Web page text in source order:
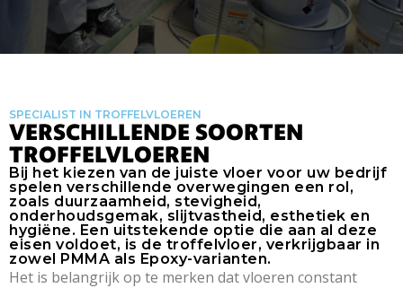
SPECIALIST IN TROFFELVLOEREN
VERSCHILLENDE SOORTEN
TROFFELVLOEREN
Bij het kiezen van de juiste vloer voor uw bedrijf
spelen verschillende overwegingen een rol,
zoals duurzaamheid, stevigheid,
onderhoudsgemak, slijtvastheid, esthetiek en
hygiëne. Een uitstekende optie die aan al deze
eisen voldoet, is de troffelvloer, verkrijgbaar in
zowel PMMA als Epoxy-varianten.
Het is belangrijk op te merken dat vloeren constant